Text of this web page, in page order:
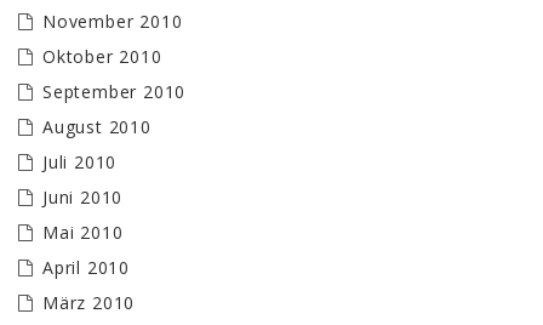
November 2010
Oktober 2010
September 2010
August 2010
Juli 2010
Juni 2010
Mai 2010
April 2010
März 2010